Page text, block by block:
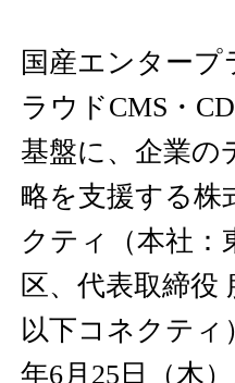
国産エンタープ
ラウドCMS・
基盤に、企業の
略を支援する株
クティ（本社：
区、代表取締役
以下コネクティ
年6月25日（木